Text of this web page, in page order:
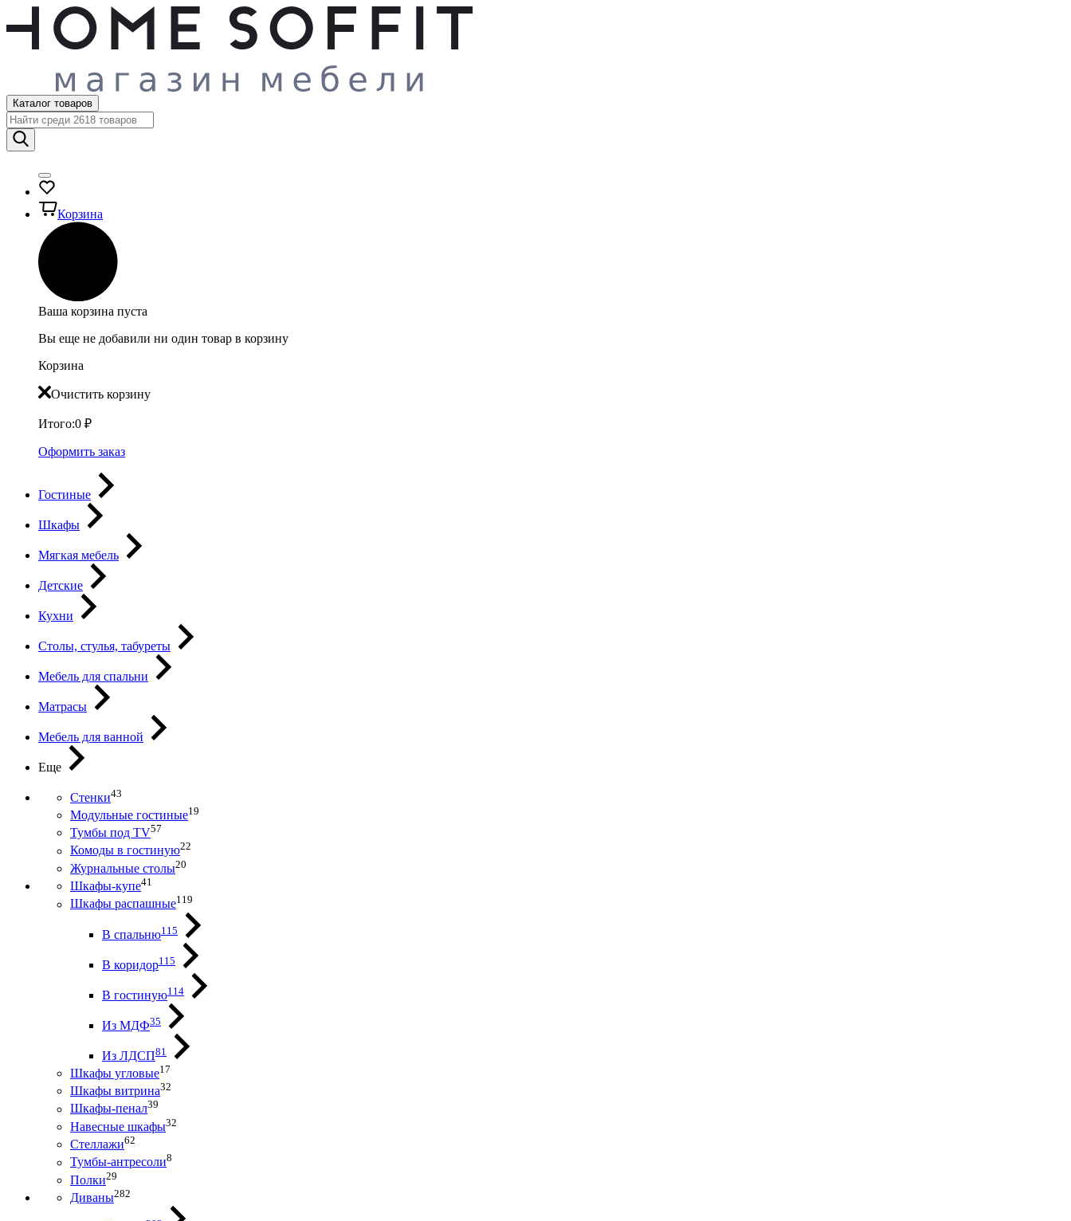
Каталог товаров
Корзина
Ваша корзина пуста
Вы еще не добавили ни один товар в корзину
Корзина
Очистить корзину
Итого:0 ₽
Оформить заказ
Гостиные
Шкафы
Мягкая мебель
Детские
Кухни
Столы, стулья, табуреты
Мебель для спальни
Матрасы
Мебель для ванной
Еще
Стенки43
Модульные гостиные19
Тумбы под ТV57
Комоды в гостиную22
Журнальные столы20
Шкафы-купе41
Шкафы распашные119
В спальню115
В коридор115
В гостиную114
Из МДФ35
Из ЛДСП81
Шкафы угловые17
Шкафы витрина32
Шкафы-пенал39
Навесные шкафы32
Стеллажи62
Тумбы-антресоли8
Полки29
Диваны282